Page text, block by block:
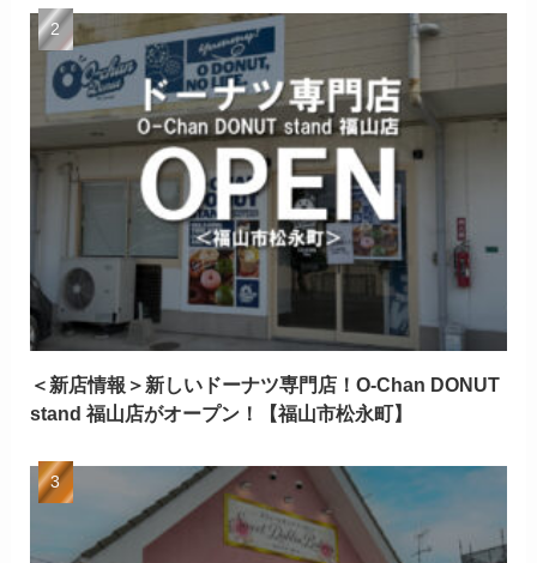
＜新店情報＞新しいドーナツ専門店！O-Chan DONUT
stand 福山店がオープン！【福山市松永町】